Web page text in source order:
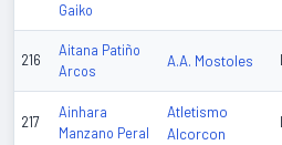
Gaiko
216
Aitana Patiño
Arcos
A.A. Mostoles
217
Ainhara
Manzano Peral
Atletismo
Alcorcon